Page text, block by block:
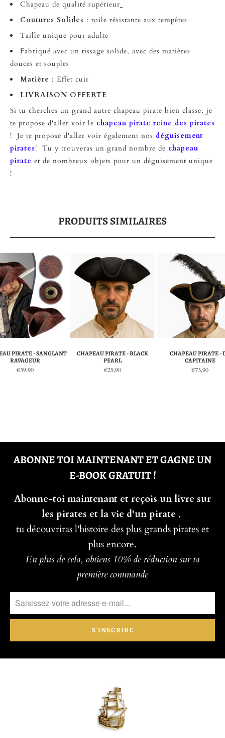
Chapeau de qualité supérieur
Coutures Solides : toile résistante aux tempêtes
Taille unique pour adulte
Fabriqué avec un tissage solide, avec des matières
douces et souples
Matière : Effet cuir
LIVRAISON OFFERTE
Si tu cherches un grand autre chapeau pirate bien classe, je
te propose d'aller voir le chapeau pirate reine des pirates
! Je te propose d'aller voir également nos déguisement
pirates! Tu y trouveras un grand nombre de chapeau
pirate et de nombreux objets pour un déguisement unique
!
PRODUITS SIMILAIRES
PIRATE - SANGLANT
RAVAGEUR
€39,90
CHAPEAU PIRATE - BLACK
PEARL
€25,90
CHAPEAU PIRATE -
CAPITAINE
€73,90
ABONNE TOI MAINTENANT ET GAGNE UN
E-BOOK GRATUIT !
Abonne-toi maintenant et reçois un livre sur
les pirates et la vie d'un pirate ,
tu découvriras l'histoire des plus grands pirates et
plus encore.
En plus de cela, obtiens 10% de réduction sur ta
première commande